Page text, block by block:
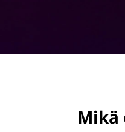
Mikä